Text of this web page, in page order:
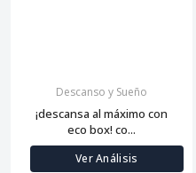
Descanso y Sueño
¡descansa al máximo con
eco box! co...
Ver Análisis